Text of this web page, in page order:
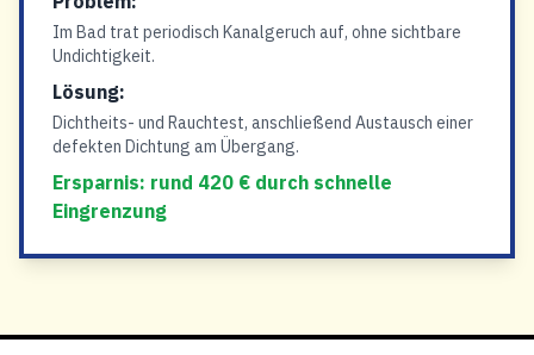
Im Bad trat periodisch Kanalgeruch auf, ohne sichtbare
Undichtigkeit.
Lösung:
Dichtheits- und Rauchtest, anschließend Austausch einer
defekten Dichtung am Übergang.
Ersparnis: rund 420 € durch schnelle
Eingrenzung